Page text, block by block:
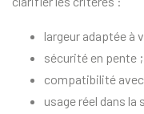
largeur adaptée à
sécurité en pente ;
compatibilité
usage réel dans la